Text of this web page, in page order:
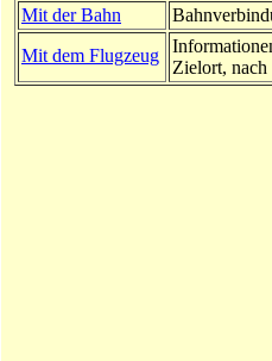
Mit der Bahn
Mit dem Flugzeug
Zielort, nach